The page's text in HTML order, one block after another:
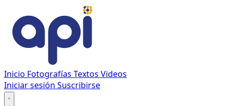
Inicio Fotografías Textos Videos
Iniciar sesión Suscribirse